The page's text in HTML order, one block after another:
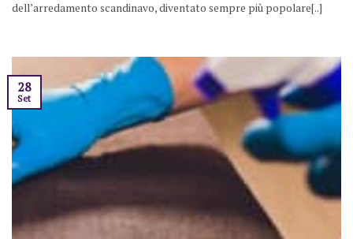
dell’arredamento scandinavo, diventato sempre più popolare[..]
28
Set